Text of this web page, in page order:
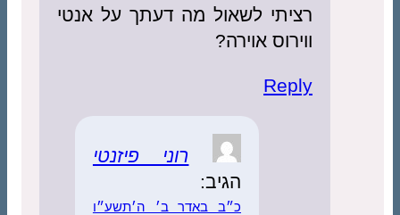
רציתי לשאול מה דעתך על אנטי
ווירוס אוירה?
Reply
רוני פיזנטי
הגיב:
כ״ב באדר ב׳ ה׳תשע״ו